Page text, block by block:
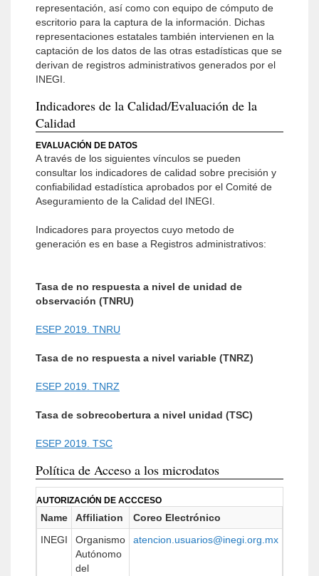
representación, así como con equipo de cómputo de
escritorio para la captura de la información. Dichas
representaciones estatales también intervienen en la
captación de los datos de las otras estadísticas que se
derivan de registros administrativos generados por el
INEGI.
Indicadores de la Calidad/Evaluación de la
Calidad
EVALUACIÓN DE DATOS
A través de los siguientes vínculos se pueden
consultar los indicadores de calidad sobre precisión y
confiabilidad estadística aprobados por el Comité de
Aseguramiento de la Calidad del INEGI.
Indicadores para proyectos cuyo metodo de
generación es en base a Registros administrativos:
Tasa de no respuesta a nivel de unidad de
observación (TNRU)
ESEP 2019. TNRU
Tasa de no respuesta a nivel variable (TNRZ)
ESEP 2019. TNRZ
Tasa de sobrecobertura a nivel unidad (TSC)
ESEP 2019. TSC
Política de Acceso a los microdatos
AUTORIZACIÓN DE ACCCESO
Name Affiliation Coreo Electrónico
INEGI
Organismo
Autónomo
del
atencion.usuarios@inegi.org.mx